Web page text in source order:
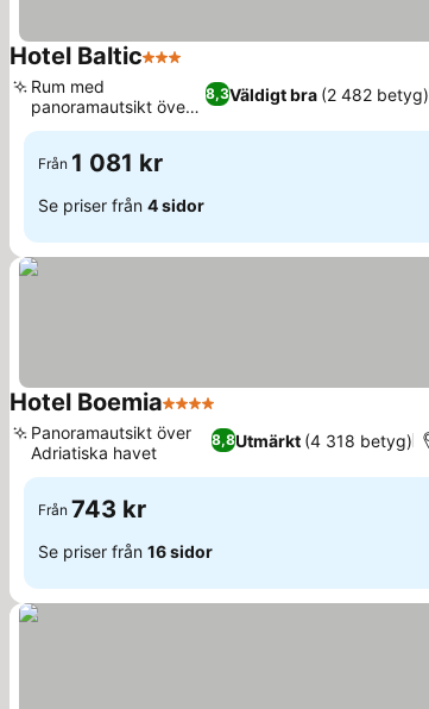
Hotel Baltic3 Stjärnor
8,3Väldigt bra (2 482 betyg)
Rum med
panoramautsikt över
havet
Från 1 081 kr
Se priser från 4 sidor
Hotel Boemia4 Stjärnor
8,8Utmärkt (4 318 betyg)
Panoramautsikt över
Adriatiska havet
Från 743 kr
Se priser från 16 sidor